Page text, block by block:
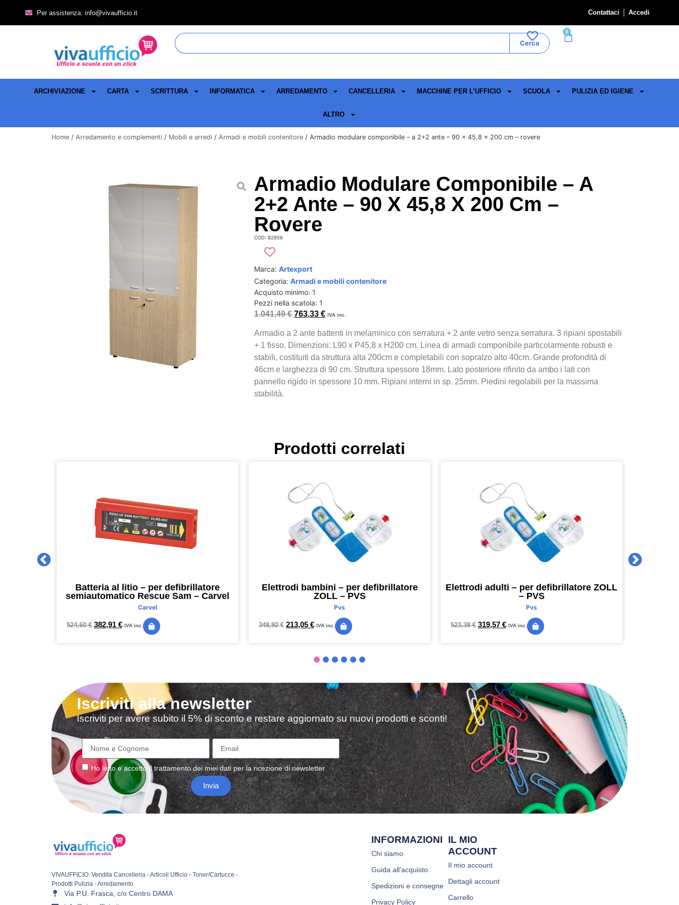
Per assistenza: info@vivaufficio.it Contattaci Accedi
Cerca
0
ARCHIVIAZIONE CARTA SCRITTURA INFORMATICA ARREDAMENTO CANCELLERIA MACCHINE PER L’UFFICIO SCUOLA PULIZIA ED IGIENE
ALTRO
Home / Arredamento e complementi / Mobili e arredi / Armadi e mobili contenitore / Armadio modulare componibile – a 2+2 ante – 90 x 45,8 x 200 cm – rovere
Armadio Modulare Componibile – A
2+2 Ante – 90 X 45,8 X 200 Cm –
Rovere
COD: 82856
Marca:Artexport
Categoria:Armadi e mobili contenitore
Acquisto minimo: 1
Pezzi nella scatola: 1
1.041,49€ 763,33€ IVA inc.
Armadio a 2 ante battenti in melaminico con serratura + 2 ante vetro senza serratura. 3 ripiani spostabili
+ 1 fisso. Dimenzioni: L90 x P45,8 x H200 cm. Linea di armadi componibile particolarmente robusti e
stabili, costituiti da struttura alta 200cm e completabili con sopralzo alto 40cm. Grande profondità di
46cm e larghezza di 90 cm. Struttura spessore 18mm. Lato posteriore rifinito da ambo i lati con
pannello rigido in spessore 10 mm. Ripiani interni in sp. 25mm. Piedini regolabili per la massima
stabilità.
Prodotti correlati
Batteria al litio – per defibrillatore
semiautomatico Rescue Sam – Carvel
Carvel
524,60€ 382,91 € IVA inc.
Elettrodi bambini – per defibrillatore
ZOLL – PVS
Pvs
348,92€ 213,05 € IVA inc.
Elettrodi adulti – per defibrillatore ZOLL
– PVS
Pvs
523,38€ 319,57 € IVA inc.
Iscriviti alla newsletter
Iscriviti per avere subito il 5% di sconto e restare aggiornato su nuovi prodotti e sconti!
Ho letto e accetto iltrattamentodei miei dati per la ricezione di newsletter
Invia
VIVAUFFICIO: Vendita Cancelleria - Articoli Ufficio - Toner/Cartucce -
Prodotti Pulizia - Arredamento
Via P.U. Frasca, c/o Centro DAMA
INFORMAZIONI
Chi siamo
Guida all’acquisto
Spedizioni e consegne
Privacy Policy
IL MIO
ACCOUNT
Il mio account
Dettagli account
Carrello